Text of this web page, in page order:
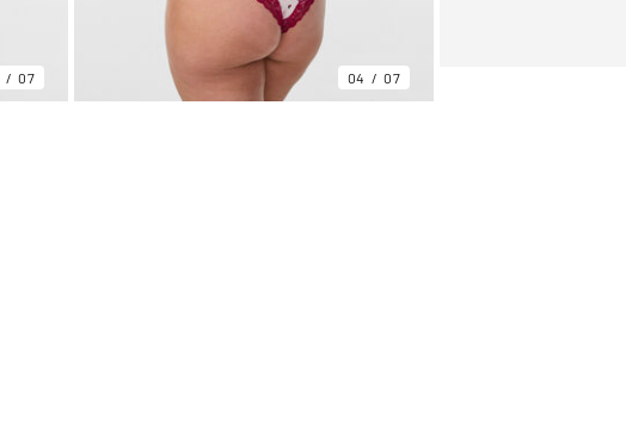
07 04 07